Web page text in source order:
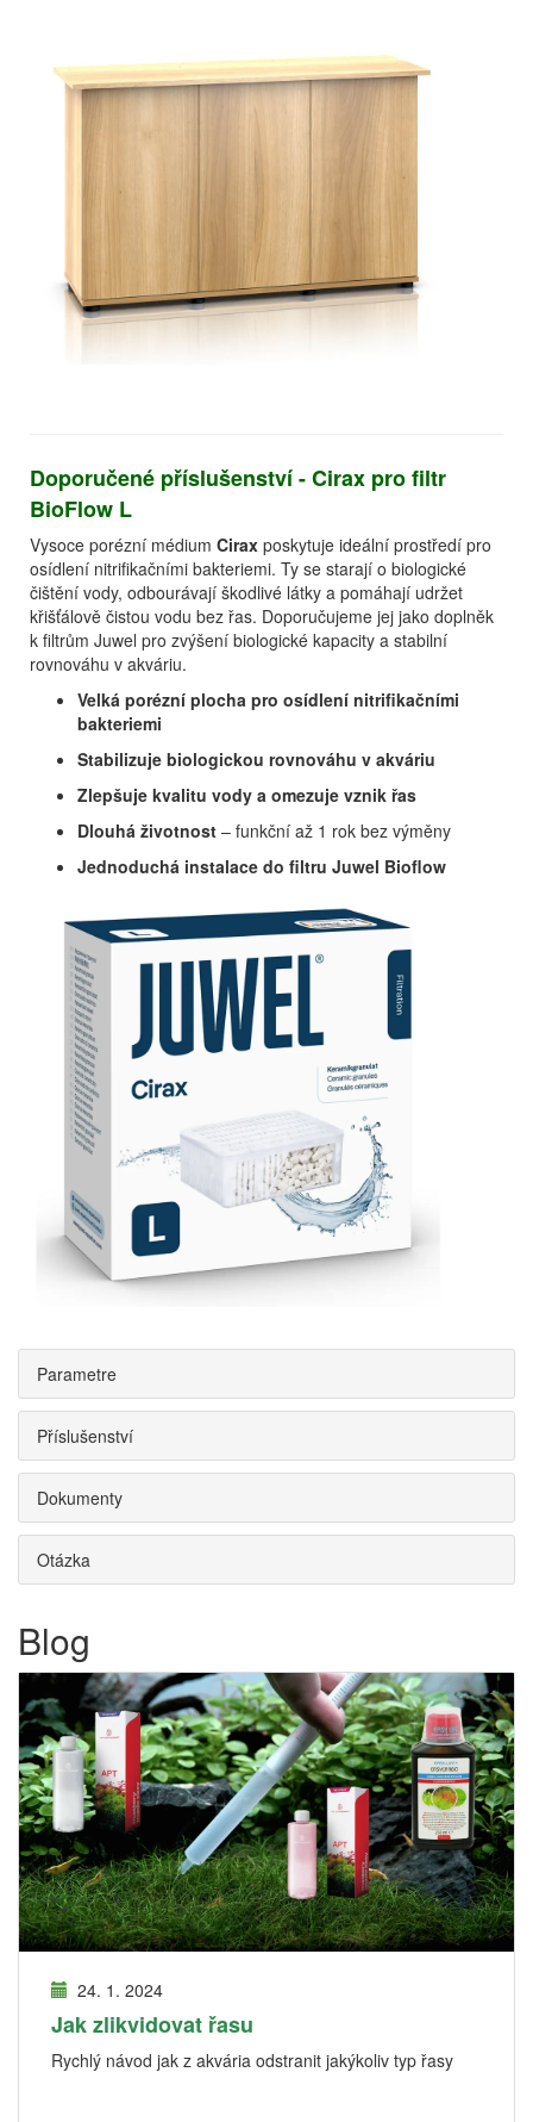
Doporučené příslušenství - Cirax pro filtr
BioFlow L
Vysoce porézní médium Cirax poskytuje ideální prostředí pro
osídlení nitrifikačními bakteriemi. Ty se starají o biologické
čištění vody, odbourávají škodlivé látky a pomáhají udržet
křišťálově čistou vodu bez řas. Doporučujeme jej jako doplněk
k filtrům Juwel pro zvýšení biologické kapacity a stabilní
rovnováhu v akváriu.
Velká porézní plocha pro osídlení nitrifikačními
bakteriemi
Stabilizuje biologickou rovnováhu v akváriu
Zlepšuje kvalitu vody a omezuje vznik řas
Dlouhá životnost – funkční až 1 rok bez výměny
Jednoduchá instalace do filtru Juwel Bioflow
Parametre
Příslušenství
Dokumenty
Otázka
Blog
24. 1. 2024
Jak zlikvidovat řasu
Rychlý návod jak z akvária odstranit jakýkoliv typ řasy